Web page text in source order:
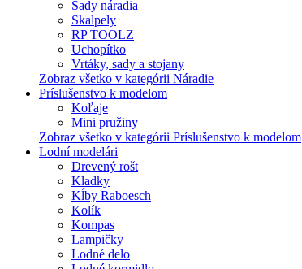
Sady náradia
Skalpely
RP TOOLZ
Uchopítko
Vrtáky, sady a stojany
Zobraz všetko v kategórii Náradie
Príslušenstvo k modelom
Koľaje
Mini pružiny
Zobraz všetko v kategórii Príslušenstvo k modelom
Lodní modelári
Drevený rošt
Kladky
Kĺby Raboesch
Kolík
Kompas
Lampičky
Lodné delo